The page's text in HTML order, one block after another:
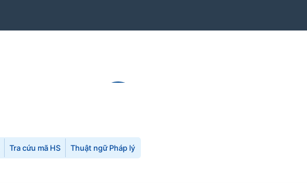
Tra cứu mã HS Thuật ngữ Pháp lý